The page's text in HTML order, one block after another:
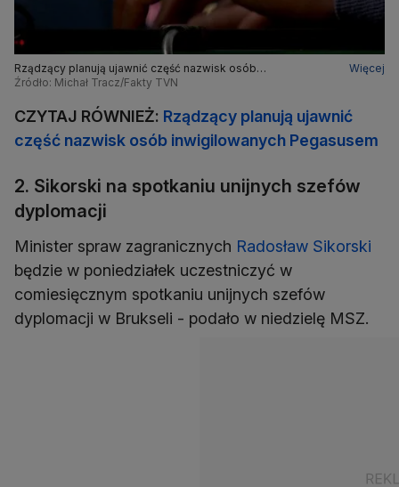
Rządzący planują ujawnić część nazwisk osób
inwigilowanych Pegasusem
Więcej
Źródło: Michał Tracz/Fakty TVN
CZYTAJ RÓWNIEŻ: Rządzący planują ujawnić
część nazwisk osób inwigilowanych Pegasusem
2. Sikorski na spotkaniu unijnych szefów
dyplomacji
Minister spraw zagranicznych Radosław Sikorski
będzie w poniedziałek uczestniczyć w
comiesięcznym spotkaniu unijnych szefów
dyplomacji w Brukseli - podało w niedzielę MSZ.